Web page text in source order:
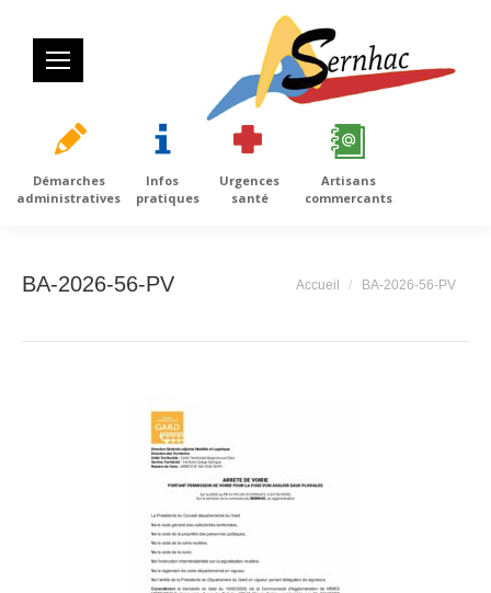
Démarches
administratives
Infos
pratiques
Urgences
santé
Artisans
commercants
BA-2026-56-PV Vous êtes ici :
Accueil BA-2026-56-PV